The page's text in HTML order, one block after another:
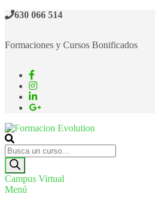
630 066 514
Formaciones y Cursos Bonificados
Formacion Evolution
Cursos de formación continua
Campus Virtual
Menú